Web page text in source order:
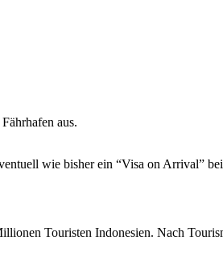
aus.
wie bisher ein “Visa on Arrival”
Touristen Indonesien. Nach